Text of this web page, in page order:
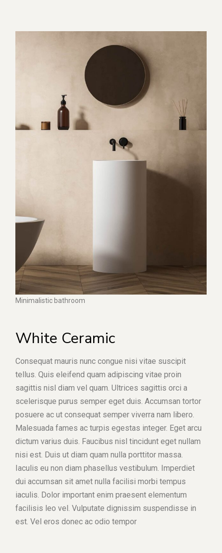
Minimalistic bathroom
White Ceramic
Consequat mauris nunc congue nisi vitae suscipit
tellus. Quis eleifend quam adipiscing vitae proin
sagittis nisl diam vel quam. Ultrices sagittis orci a
scelerisque purus semper eget duis. Accumsan tortor
posuere ac ut consequat semper viverra nam libero.
Malesuada fames ac turpis egestas integer. Eget arcu
dictum varius duis. Faucibus nisl tincidunt eget nullam
nisi est. Duis ut diam quam nulla porttitor massa.
Iaculis eu non diam phasellus vestibulum. Imperdiet
dui accumsan sit amet nulla facilisi morbi tempus
iaculis. Dolor important enim praesent elementum
facilisis leo vel. Vulputate dignissim suspendisse in
est. Vel eros donec ac odio tempor